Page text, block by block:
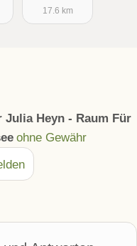
17.6 km
Julia Heyn - Raum Für
ohne Gewähr